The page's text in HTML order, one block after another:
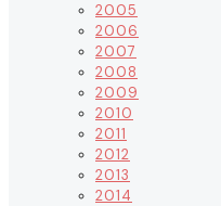
2005
2006
2007
2008
2009
2010
2011
2012
2013
2014